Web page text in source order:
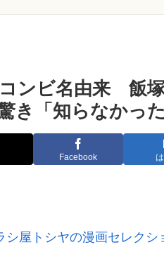
コンビ名由来 飯
「知らなかった
Facebook
シ屋トシヤの漫画セレクシ